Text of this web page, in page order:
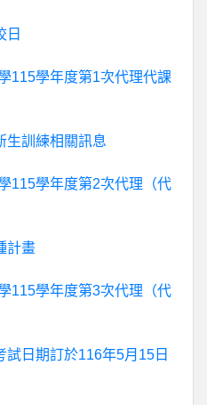
日
115學年度第1次代理代課
生訓練相關訊息
115學年度第2次代理（代
計畫
115學年度第3次代理（代
試日期訂於116年5月15日